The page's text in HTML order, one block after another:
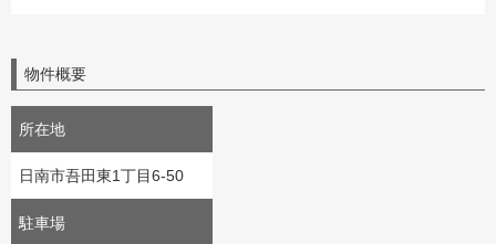
物件概要
所在地
日南市吾田東1丁目6-50
駐車場